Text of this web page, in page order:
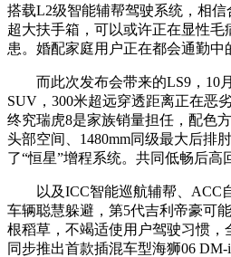
搭载L2级智能辅帮驾驶系统，相
超大扶手箱，可以或许正在显性
患。婚配家庭用户正在都会通勤中
而此次发布会带来的LS9，10
SUV，300米超远穿透距离正在恶
终究瑞虎8是家族销量担任，配色
头部空间、1480mm同级最大后排
了“恒星”增程系统。共同低畅后高
以及ICC智能巡航辅帮、ACC
车辆聪慧躲避，第5代吉利帝豪可
根稻草，不竭适使用户驾驶习惯，
同步推出首款插混车型海狮06